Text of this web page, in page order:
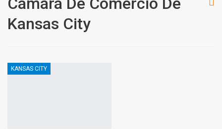
Kansas City
KANSAS CITY